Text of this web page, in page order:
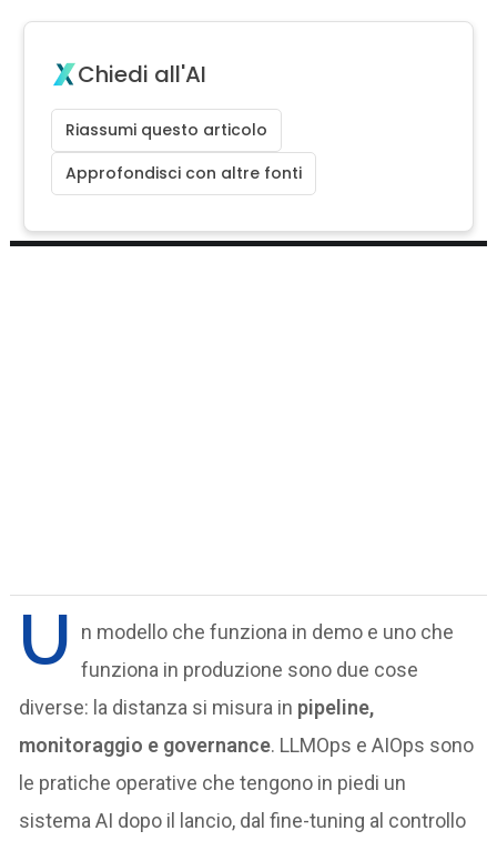
Chiedi all'AI
Riassumi questo articolo
Approfondisci con altre fonti
U
n modello che funziona in demo e uno che
funziona in produzione sono due cose
diverse: la distanza si misura in pipeline,
monitoraggio e governance. LLMOps e AIOps sono
le pratiche operative che tengono in piedi un
sistema AI dopo il lancio, dal fine-tuning al controllo